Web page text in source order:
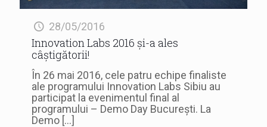
28/05/2016
Innovation Labs 2016 și-a ales
câștigătorii!
În 26 mai 2016, cele patru echipe finaliste
ale programului Innovation Labs Sibiu au
participat la evenimentul final al
programului – Demo Day București. La
Demo […]